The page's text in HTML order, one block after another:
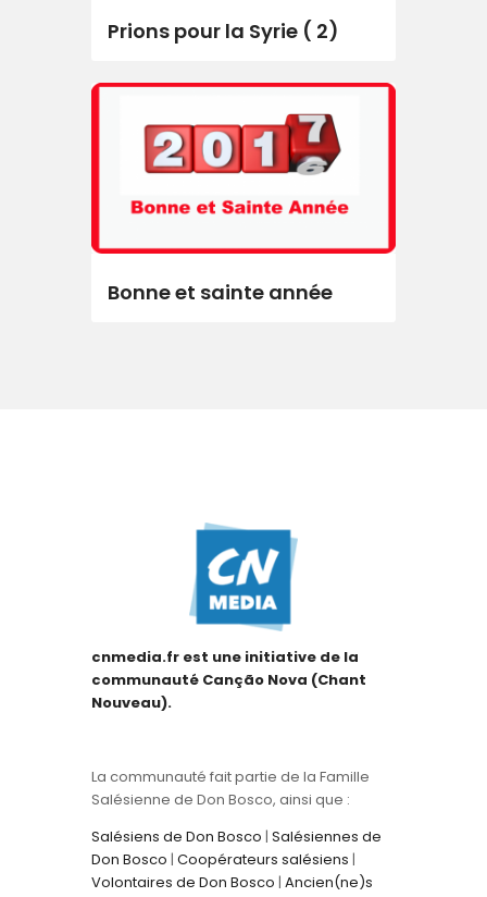
Prions pour la Syrie ( 2)
Bonne et sainte année
cnmedia.fr est une initiative de la
communauté Canção Nova (Chant
Nouveau).
La communauté fait partie de la Famille
Salésienne de Don Bosco, ainsi que :
Salésiens de Don Bosco | Salésiennes de
Don Bosco | Coopérateurs salésiens |
Volontaires de Don Bosco | Ancien(ne)s